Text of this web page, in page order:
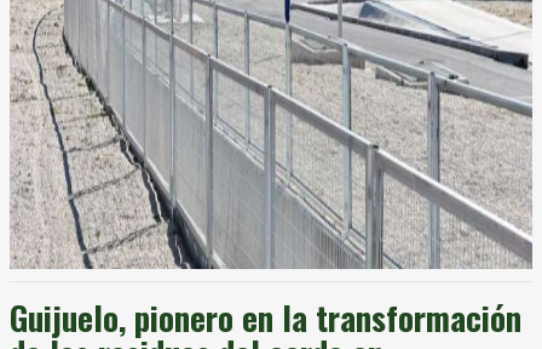
Guijuelo, pionero en la transformación